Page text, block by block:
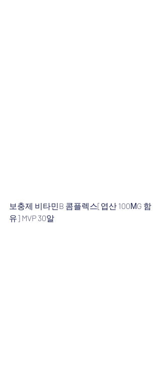
보충제 비타민B 콤플렉스[엽산 100ΜG 함
유] MVP 30알